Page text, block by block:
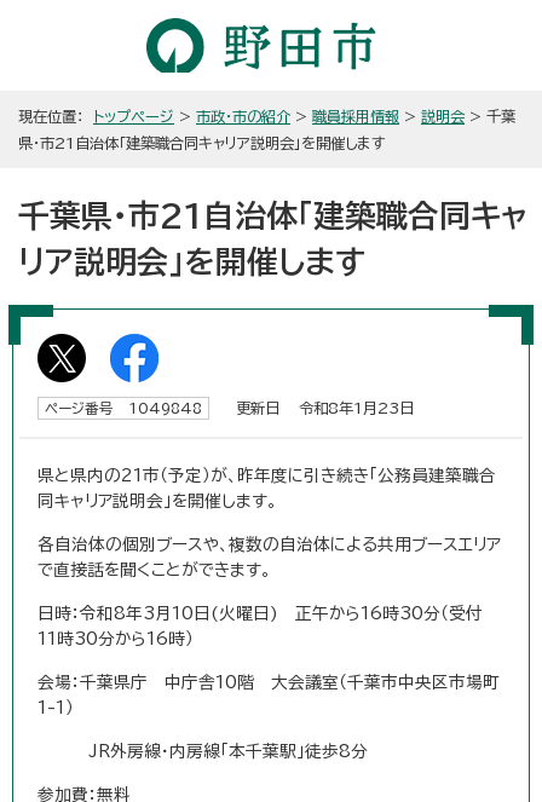
現在位置： トップページ > 市政・市の紹介 > 職員採用情報 > 説明会 > 千葉
県・市21自治体「建築職合同キャリア説明会」を開催します
千葉県・市21自治体「建築職合同キャ
リア説明会」を開催します
ページ番号 1049848 更新日 令和8年1月23日
県と県内の21市（予定）が、昨年度に引き続き「公務員建築職合
同キャリア説明会」を開催します。
各自治体の個別ブースや、複数の自治体による共用ブースエリア
で直接話を聞くことができます。
日時：令和8年3月10日(火曜日) 正午から16時30分（受付
11時30分から16時）
会場：千葉県庁 中庁舎10階 大会議室（千葉市中央区市場町
1-1）
JR外房線・内房線「本千葉駅」徒歩8分
参加費：無料